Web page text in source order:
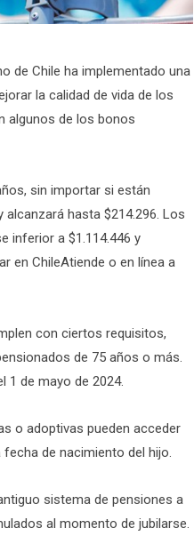
de Chile ha implementado una
la calidad de vida de los
algunos de los bonos
sin importar si están
hasta $214.296. Los
inferior a $1.114.446 y
en ChileAtiende o en línea a
con ciertos requisitos,
de 75 años o más.
1 de mayo de 2024.
o adoptivas pueden acceder
de nacimiento del hijo.
sistema de pensiones a
al momento de jubilarse.